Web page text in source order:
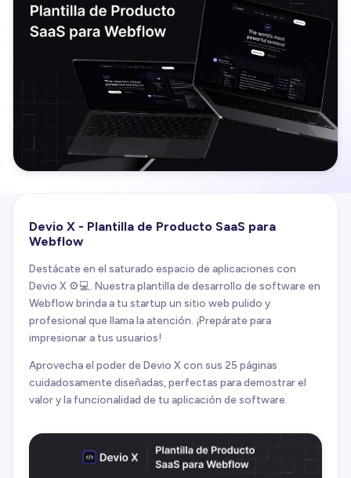
Devio X - Plantilla de Producto SaaS para
Webflow
Destácate en el saturado espacio de aplicaciones con
Devio X ⚙️💻. Nuestra plantilla de desarrollo de software en
Webflow brinda a tu startup un sitio web pulido y
profesional que llama la atención. ¡Prepárate para
impresionar a tus usuarios!
Aprovecha el poder de Devio X con sus 25 páginas
cuidadosamente diseñadas, perfectas para demostrar el
valor y la funcionalidad de tu aplicación de software.